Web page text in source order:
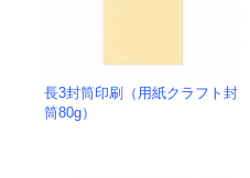
長3封筒印刷（用紙クラフト封
筒80g）